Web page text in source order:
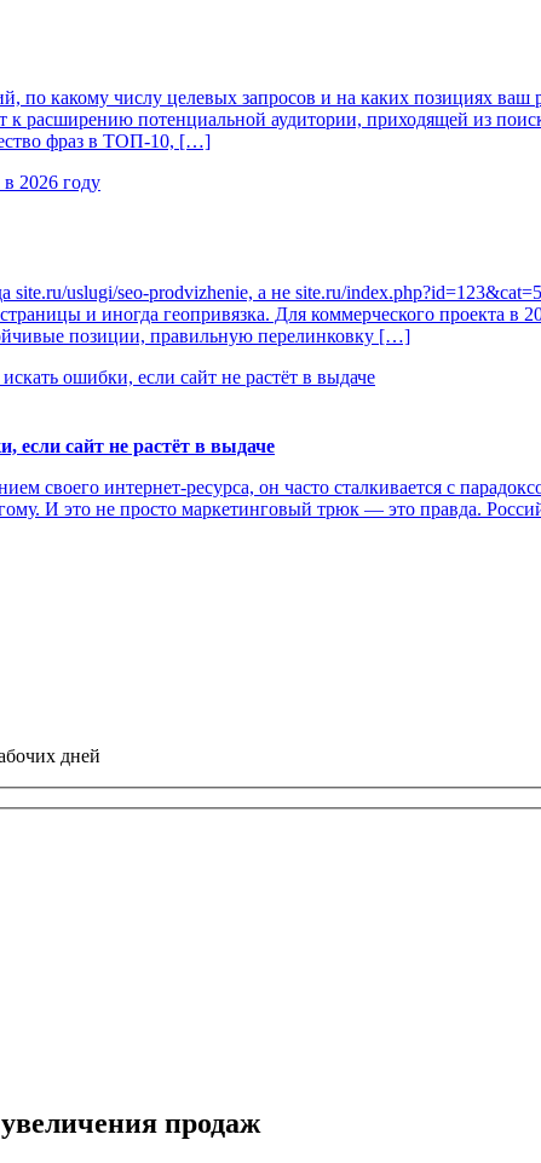
какому числу целевых запросов и на каких позициях ваш
к расширению потенциальной аудитории, приходящей из
фраз в ТОП‑10, […]
uslugi/seo-prodvizhenie, а не site.ru/
и иногда геопривязка. Для коммерческого проекта в
позиции, правильную перелинковку […]
если сайт не растёт в выдаче
своего интернет-ресурса, он часто сталкивается с
И это не просто маркетинговый трюк — это правда.
дней
продаж